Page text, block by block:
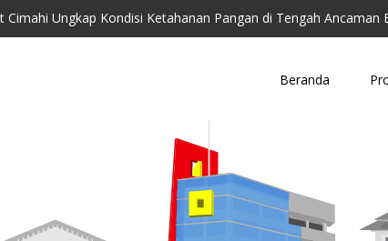
Cimahi Ungkap Kondisi Ketahanan Pangan di Tengah Ancaman
Cimahi Tingkatkan Monitoring Parkir Liar
Terbakar Saat Kemarau, Damkar Cimahi Minta Warga
Beranda